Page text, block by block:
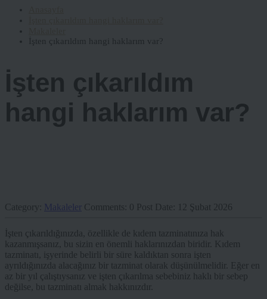
İşten çıkarıldım hangi haklarım var?
İşten çıkarıldım
hangi haklarım var?
Category: Makaleler Comments: 0 Post Date: 12 Şubat 2026
İşten çıkarıldığınızda, özellikle de kıdem tazminatınıza hak
kazanmışsanız, bu sizin en önemli haklarınızdan biridir. Kıdem
tazminatı, işyerinde belirli bir süre kaldıktan sonra işten
ayrıldığınızda alacağınız bir tazminat olarak düşünülmelidir. Eğer en
az bir yıl çalıştıysanız ve işten çıkarılma sebebiniz haklı bir sebep
değilse, bu tazminatı almak hakkınızdır.